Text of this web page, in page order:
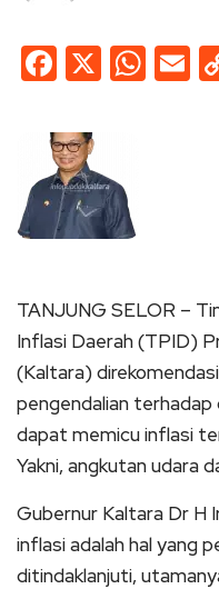
Facebook
X
TANJUNG SELOR –
Inflasi Daerah (TPID)
(Kaltara)
pengendalian
dapat memicu inflasi
Yakni, angkutan udara
Gubernur Kaltara Dr H
inflasi adalah hal yang
ditindaklanjuti,